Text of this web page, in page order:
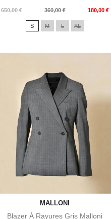
650,00 €
Prix
360,00 € 180,00 €
Prix
S M L XL
MALLONI
Blazer À Rayures Gris Malloni